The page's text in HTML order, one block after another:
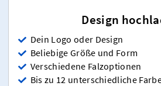
Design
Dein Logo oder Design
Beliebige Größe und Form
Verschiedene Falzoptionen
Bis zu 12 unterschiedliche